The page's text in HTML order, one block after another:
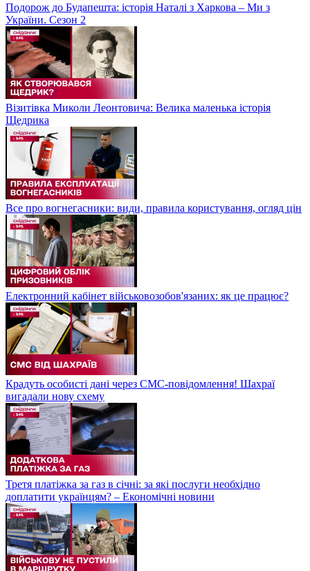
Подорож до Будапешта: історія Наталі з Харкова – Ми з
України. Сезон 2
Візитівка Миколи Леонтовича: Велика маленька історія
Щедрика
Все про вогнегасники: види, правила користування, огляд цін
Електронний кабінет військовозобов'язаних: як це працює?
Крадуть особисті дані через СМС-повідомлення! Шахраї
вигадали нову схему
Третя платіжка за газ в січні: за які послуги необхідно
доплатити українцям? – Економічні новини